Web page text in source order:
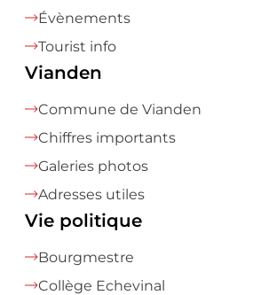
Évènements
Tourist info
Vianden
Commune de Vianden
Chiffres importants
Galeries photos
Adresses utiles
Vie politique
Bourgmestre
Collège Echevinal